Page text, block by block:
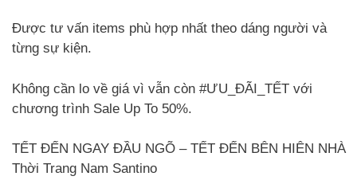
Được tư vấn items phù hợp nhất theo dáng người và
từng sự kiện.
Không cần lo về giá vì vẫn còn #ƯU_ĐÃI_TẾT với
chương trình Sale Up To 50%.
TẾT ĐẾN NGAY ĐẦU NGÕ – TẾT ĐẾN BÊN HIÊN NHÀ
Thời Trang Nam Santino